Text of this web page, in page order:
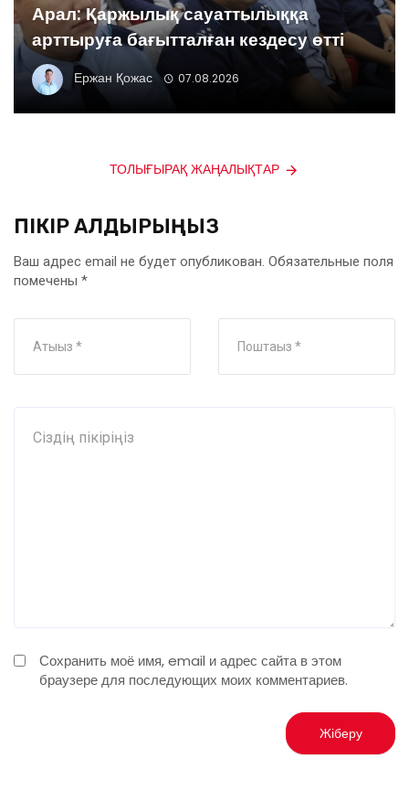
Арал: Қаржылық сауаттылыққа
арттыруға бағытталған кездесу өтті
Ержан Қожас 07.08.2026
ТОЛЫҒЫРАҚ ЖАҢАЛЫҚТАР
ПІКІР ҚАЛДЫРЫҢЫЗ
Ваш адрес email не будет опубликован. Обязательные поля
помечены *
Сохранить моё имя, email и адрес сайта в этом
браузере для последующих моих комментариев.